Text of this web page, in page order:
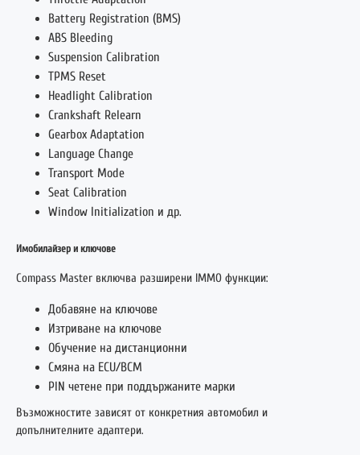
Battery Registration (BMS)
ABS Bleeding
Suspension Calibration
TPMS Reset
Headlight Calibration
Crankshaft Relearn
Gearbox Adaptation
Language Change
Transport Mode
Seat Calibration
Window Initialization и др.
Имобилайзер и ключове
Compass Master включва разширени IMMO функции:
Добавяне на ключове
Изтриване на ключове
Обучение на дистанционни
Смяна на ECU/BCM
PIN четене при поддържаните марки
Възможностите зависят от конкретния автомобил и
допълнителните адаптери.